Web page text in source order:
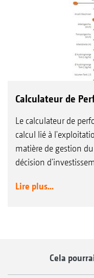
Calculateur de
Le calculateur de
calcul lié à
matière de gestion
décision
Lire plus...
Cela